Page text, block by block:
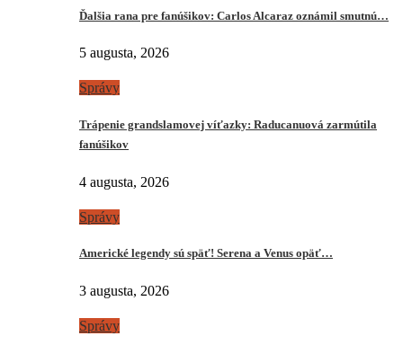
Ďalšia rana pre fanúšikov: Carlos Alcaraz oznámil smutnú…
5 augusta, 2026
Správy
Trápenie grandslamovej víťazky: Raducanuová zarmútila
fanúšikov
4 augusta, 2026
Správy
Americké legendy sú späť! Serena a Venus opäť…
3 augusta, 2026
Správy